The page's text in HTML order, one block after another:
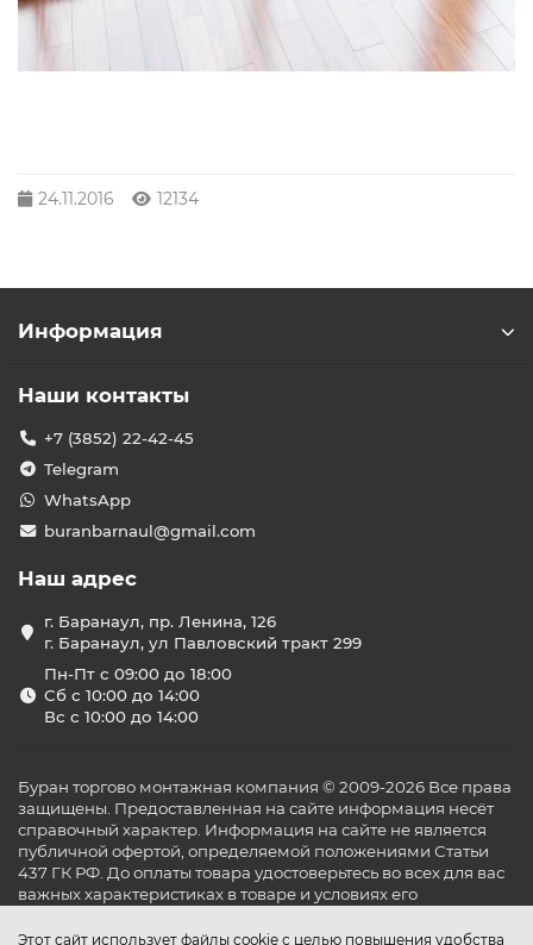
24.11.2016 12134
Этот сайт использует файлы cookie с целью повышения удобства
Информация
Наши контакты
+7 (3852) 22-42-45
Telegram
WhatsApp
buranbarnaul@gmail.com
Наш адрес
г. Баранаул, пр. Ленина, 126
г. Баранаул, ул Павловский тракт 299
Пн-Пт с 09:00 до 18:00
Сб с 10:00 до 14:00
Вс с 10:00 до 14:00
Буран торгово монтажная компания © 2009-2026 Все права
защищены. Предоставленная на сайте информация несёт
справочный характер. Информация на сайте не является
публичной офертой, определяемой положениями Статьи
437 ГК РФ. До оплаты товара удостоверьтесь во всех для вас
важных характеристиках в товаре и условиях его